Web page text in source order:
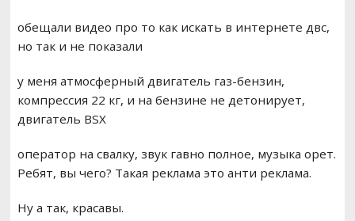
обещали видео про то как искать в интернете двс,
но так и не показали
у меня атмосферный двигатель газ-бензин,
компрессия 22 кг, и на бензине не детонирует,
двигатель BSX
оператор на свалку, звук гавно полное, музыка орет.
Ребят, вы чего? Такая реклама это анти реклама.
Ну а так, красавы.